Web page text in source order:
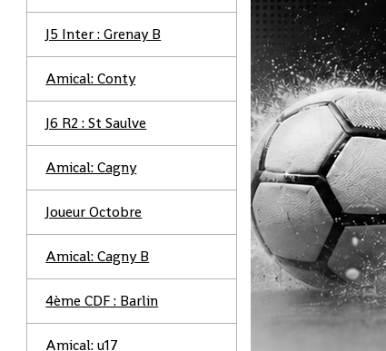
J5 Inter : Grenay B
Amical: Conty
J6 R2 : St Saulve
Amical: Cagny
Joueur Octobre
Amical: Cagny B
4ème CDF : Barlin
Amical: u17